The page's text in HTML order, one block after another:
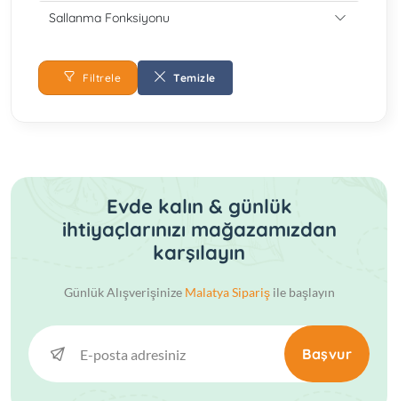
Sallanma Fonksiyonu
Filtrele Temizle
Evde kalın & günlük
ihtiyaçlarınızı mağazamızdan
karşılayın
Günlük Alışverişinize Malatya Siparişile başlayın
Başvur